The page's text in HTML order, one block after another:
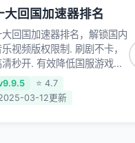
，带你穿梭加速回国。目前已
上百万用户，用户整体好评
以上，一对一在线客服支
，保障你的使用体验。
大回国加速器排名
大回国加速器排名，解锁国内
视频版权限制. 刷剧不卡，
清秒开. 有效降低国服游戏延
提升国内主流应用访问速度
创加速黑科技 · 海量边缘. 动
⭐ 4.7
03-12更新